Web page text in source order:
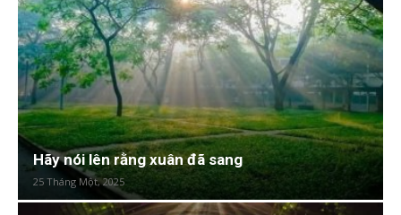
Hãy nói lên rằng xuân đã sang
25 Tháng Một, 2025